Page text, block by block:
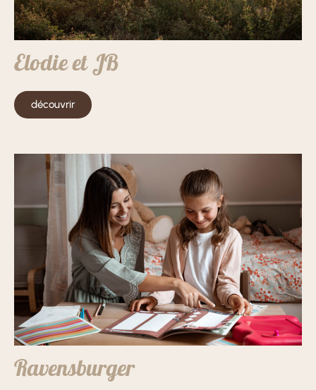
Elodie et JB
découvrir
Ravensburger